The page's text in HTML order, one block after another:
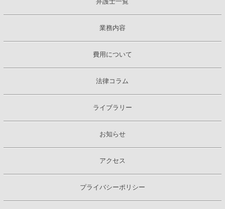
業務内容
費用について
法律コラム
ライブラリー
お知らせ
アクセス
プライバシーポリシー